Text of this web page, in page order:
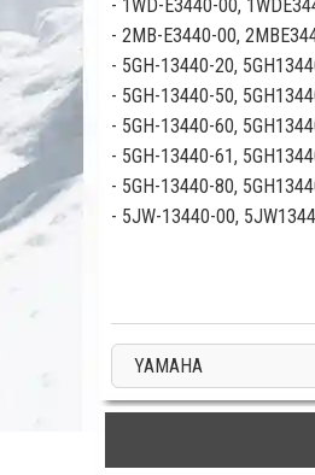
- 1WD-E3440-00,
- 2MB-E3440-00,
- 5GH-13440-20,
- 5GH-13440-50,
- 5GH-13440-60,
- 5GH-13440-61,
- 5GH-13440-80,
- 5JW-13440-00,
YAMAHA